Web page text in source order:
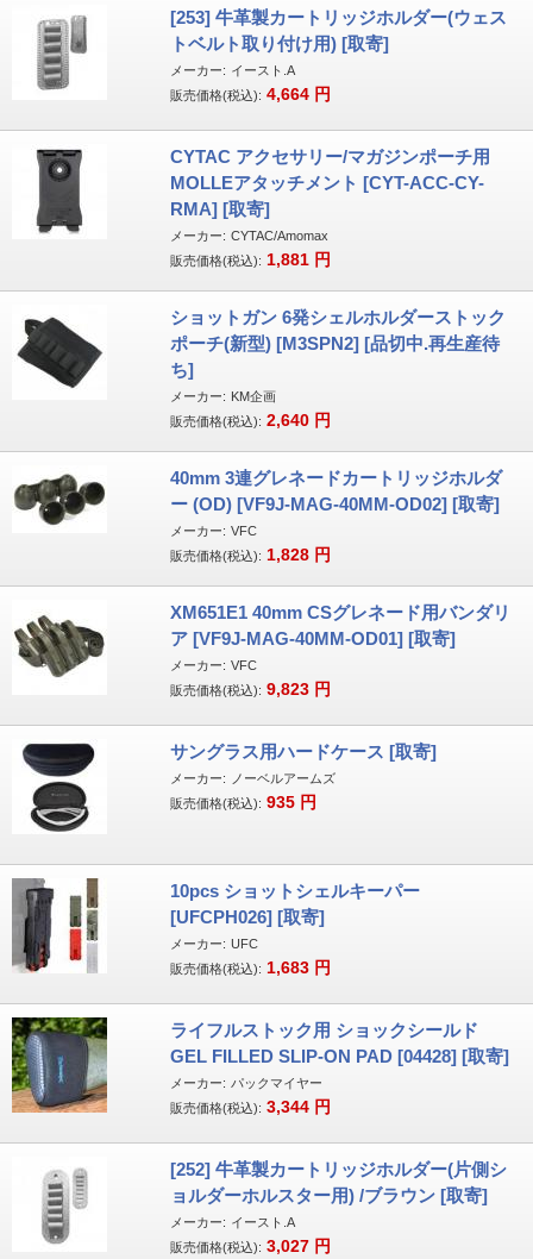
[253] 牛革製カートリッジホルダー(ウェス
トベルト取り付け用) [取寄]
メーカー: イースト.A
販売価格(税込): 4,664 円
CYTAC アクセサリー/マガジンポーチ用
MOLLEアタッチメント [CYT-ACC-CY-
RMA] [取寄]
メーカー: CYTAC/Amomax
販売価格(税込): 1,881 円
ショットガン 6発シェルホルダーストック
ポーチ(新型) [M3SPN2] [品切中.再生産待
ち]
メーカー: KM企画
販売価格(税込): 2,640 円
40mm 3連グレネードカートリッジホルダ
ー (OD) [VF9J-MAG-40MM-OD02] [取寄]
メーカー: VFC
販売価格(税込): 1,828 円
XM651E1 40mm CSグレネード用バンダリ
ア [VF9J-MAG-40MM-OD01] [取寄]
メーカー: VFC
販売価格(税込): 9,823 円
サングラス用ハードケース [取寄]
メーカー:
ノーベルアームズ
販売価格(税込): 935 円
10pcs ショットシェルキーパー
[UFCPH026] [取寄]
メーカー: UFC
販売価格(税込): 1,683 円
ライフルストック用 ショックシールド
GEL FILLED SLIP-ON PAD [04428] [取寄]
メーカー: パックマイヤー
販売価格(税込): 3,344 円
[252] 牛革製カートリッジホルダー(片側シ
ョルダーホルスター用) /ブラウン [取寄]
メーカー: イースト.A
販売価格(税込): 3,027 円